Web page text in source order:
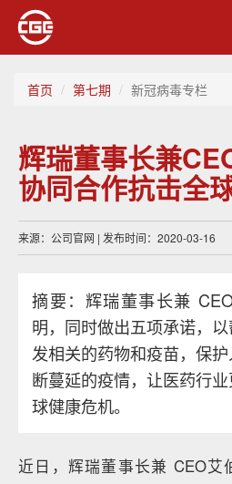
首页 第七期 新冠病毒专栏
辉瑞董事长兼
协同合作抗击全
来源：公司官网 | 发布时间：2020-03-16
摘要：辉瑞董事长兼
明，同时做出五项承诺，
发相关的药物和疫苗，保
断蔓延的疫情，让医药行
球健康危机。
近日，辉瑞董事长兼 CEO艾